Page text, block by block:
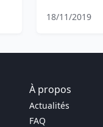
depuis le
18/11/2019
À propos
Actualités
FAQ